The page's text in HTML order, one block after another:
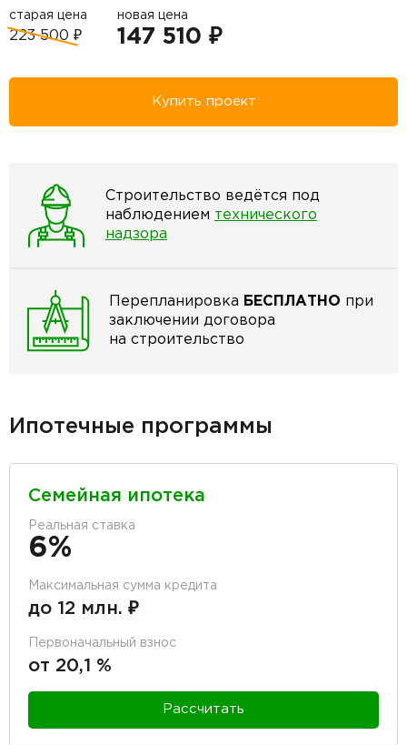
старая цена
223 500 ₽
новая цена
147 510 ₽
Купить проект
Строительство ведётся под
наблюдением технического
надзора
Перепланировка БЕСПЛАТНО при
заключении договора
на строительство
Ипотечные программы
Семейная ипотека
Реальная ставка
6%
Максимальная сумма кредита
до 12 млн. ₽
Первоначальный взнос
от 20,1 %
Рассчитать